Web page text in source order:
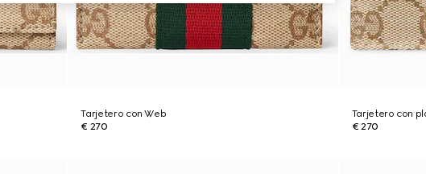
Tarjetero con Web
€ 270
Tarjetero con
€ 270